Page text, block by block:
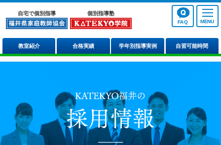
自宅で個別指導 個別指導塾
学年別指導実例
教室紹介 合格実績 自習可能時間
FAQ